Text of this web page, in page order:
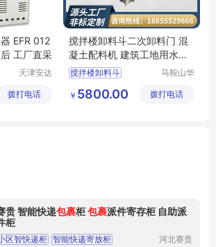
EFR 012
工厂直采
天津安达
设备有限
拨打电话
搅拌楼卸料斗二次卸料门 混
凝土配料机 建筑工地用水泥
搅拌设备
搅拌楼卸料斗
二次卸料门报价
马鞍山华
技有限公
￥ 5800.00 拨打电话
贵 智能快递包裹柜包裹派件寄存柜 自助派
柜
区智快递柜 智能快递寄放柜
河北赛贵